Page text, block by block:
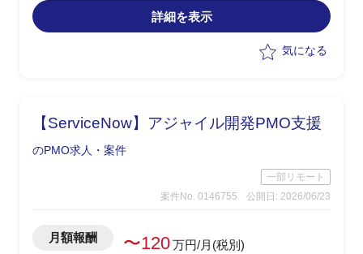
・各ステークホルダとの英語によるコミ
ュニケーション
詳細を表示
気になる
【ServiceNow】アジャイル開発PMO支援
のPMO求人・案件
一部リモート
案件No. 0146755
公開日: 2026/06/23
月額報酬 〜120万円/月(税別)